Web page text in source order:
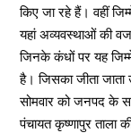
किए जा रहे हैं। वहीं
यहां अव्यवस्थाओं की
जिनके कंधों पर यह
है। जिसका जीता जाता
सोमवार को जनपद के
पंचायत कृष्णापुर ताला